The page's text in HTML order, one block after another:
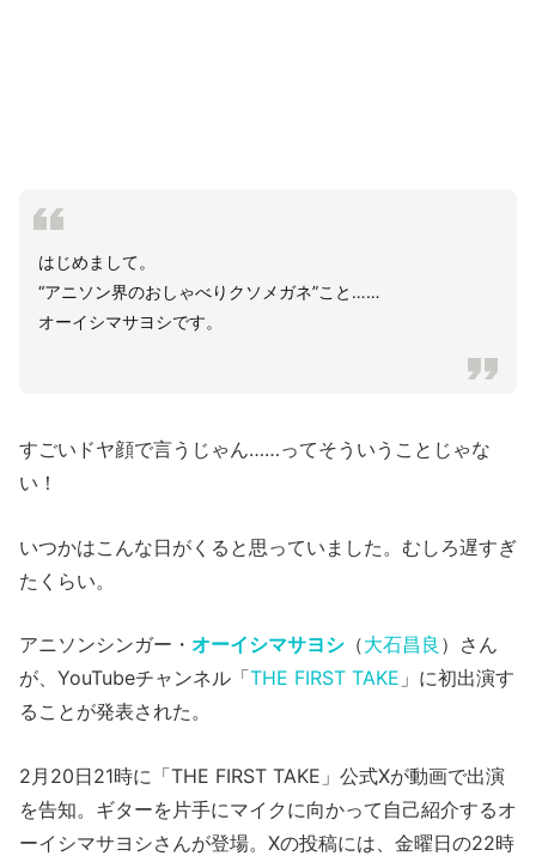
はじめまして。
“アニソン界のおしゃべりクソメガネ”こと……
オーイシマサヨシです。
すごいドヤ顔で言うじゃん……ってそういうことじゃな
い！
いつかはこんな日がくると思っていました。むしろ遅すぎ
たくらい。
アニソンシンガー・ オーイシマサヨシ （大石昌良 ）さん
が、YouTubeチャンネル「THE FIRST TAKE 」に初出演す
ることが発表された。
2月20日21時に「THE FIRST TAKE」公式Xが動画で出演
を告知。ギターを片手にマイクに向かって自己紹介するオ
ーイシマサヨシさんが登場。Xの投稿には、金曜日の22時